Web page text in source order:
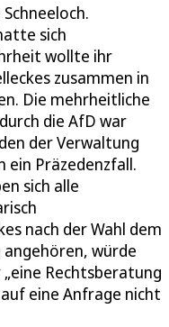
sich
wollte ihr
zusammen in
Die mehrheitliche
die AfD war
der Verwaltung
Präzedenzfall.
sich alle
nach der Wahl dem
würde
Rechtsberatung
eine Anfrage nicht